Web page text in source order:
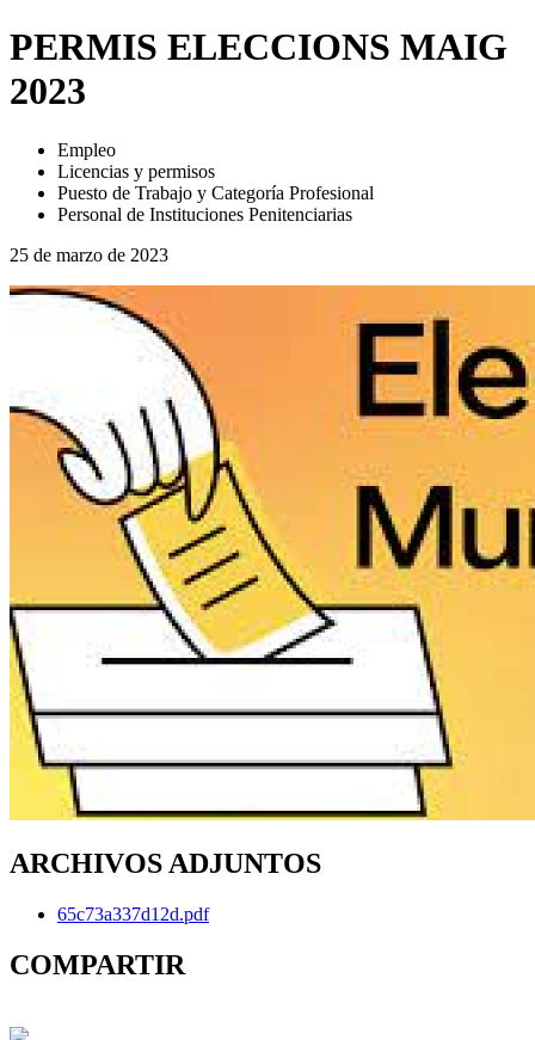
PERMIS ELECCIONS MAIG
2023
Empleo
Licencias y permisos
Puesto de Trabajo y Categoría Profesional
Personal de Instituciones Penitenciarias
25 de marzo de 2023
ARCHIVOS ADJUNTOS
65c73a337d12d.pdf
COMPARTIR